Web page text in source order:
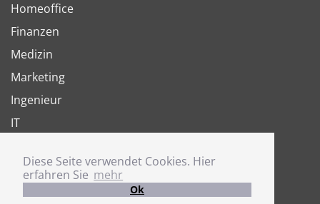
Diese Seite verwendet Cookies. Hier
erfahren Sie mehr
Ok
Homeoffice
Finanzen
Medizin
Marketing
Ingenieur
IT
Joboter